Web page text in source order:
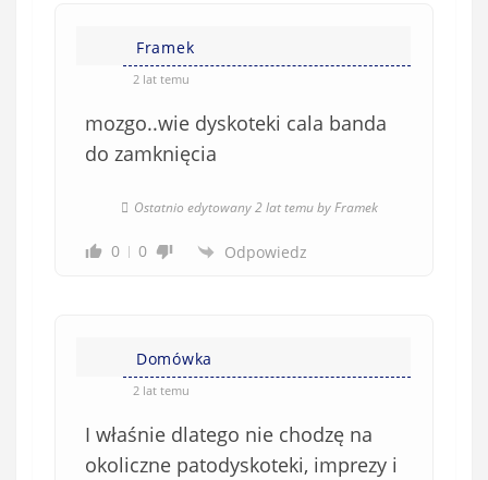
Framek
2 lat temu
mozgo..wie dyskoteki cala banda
do zamknięcia
Ostatnio edytowany 2 lat temu by Framek
0 0 Odpowiedz
Domówka
2 lat temu
I właśnie dlatego nie chodzę na
okoliczne patodyskoteki, imprezy i